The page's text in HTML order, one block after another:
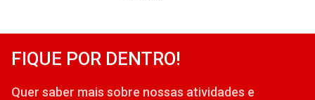
FIQUE POR DENTRO!
Quer saber mais sobre nossas atividades e